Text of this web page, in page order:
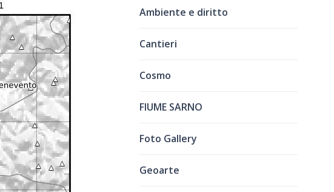
Ambiente e diritto
Cantieri
Cosmo
FIUME SARNO
Foto Gallery
Geoarte